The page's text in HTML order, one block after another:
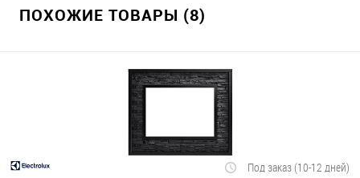
ПОХОЖИЕ ТОВАРЫ (8)
Под заказ (10-12 дней)